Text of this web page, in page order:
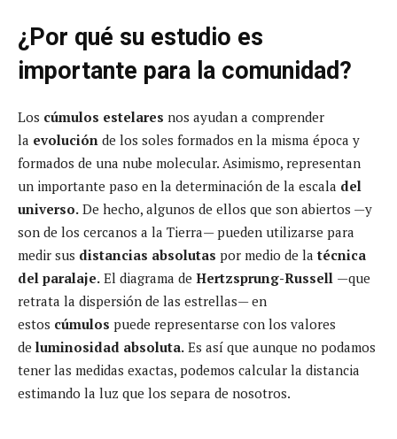
¿Por qué su estudio es
importante para la comunidad?
Los cúmulos estelares nos ayudan a comprender
la evolución de los soles formados en la misma época y
formados de una nube molecular. Asimismo, representan
un importante paso en la determinación de la escala del
universo. De hecho, algunos de ellos que son abiertos —y
son de los cercanos a la Tierra— pueden utilizarse para
medir sus distancias absolutas por medio de latécnica
del paralaje. El diagrama de Hertzsprung-Russell —que
retrata la dispersión de las estrellas— en
estos cúmulos puede representarse con los valores
de luminosidad absoluta. Es así que aunque no podamos
tener las medidas exactas, podemos calcular la distancia
estimando la luz que los separa de nosotros.